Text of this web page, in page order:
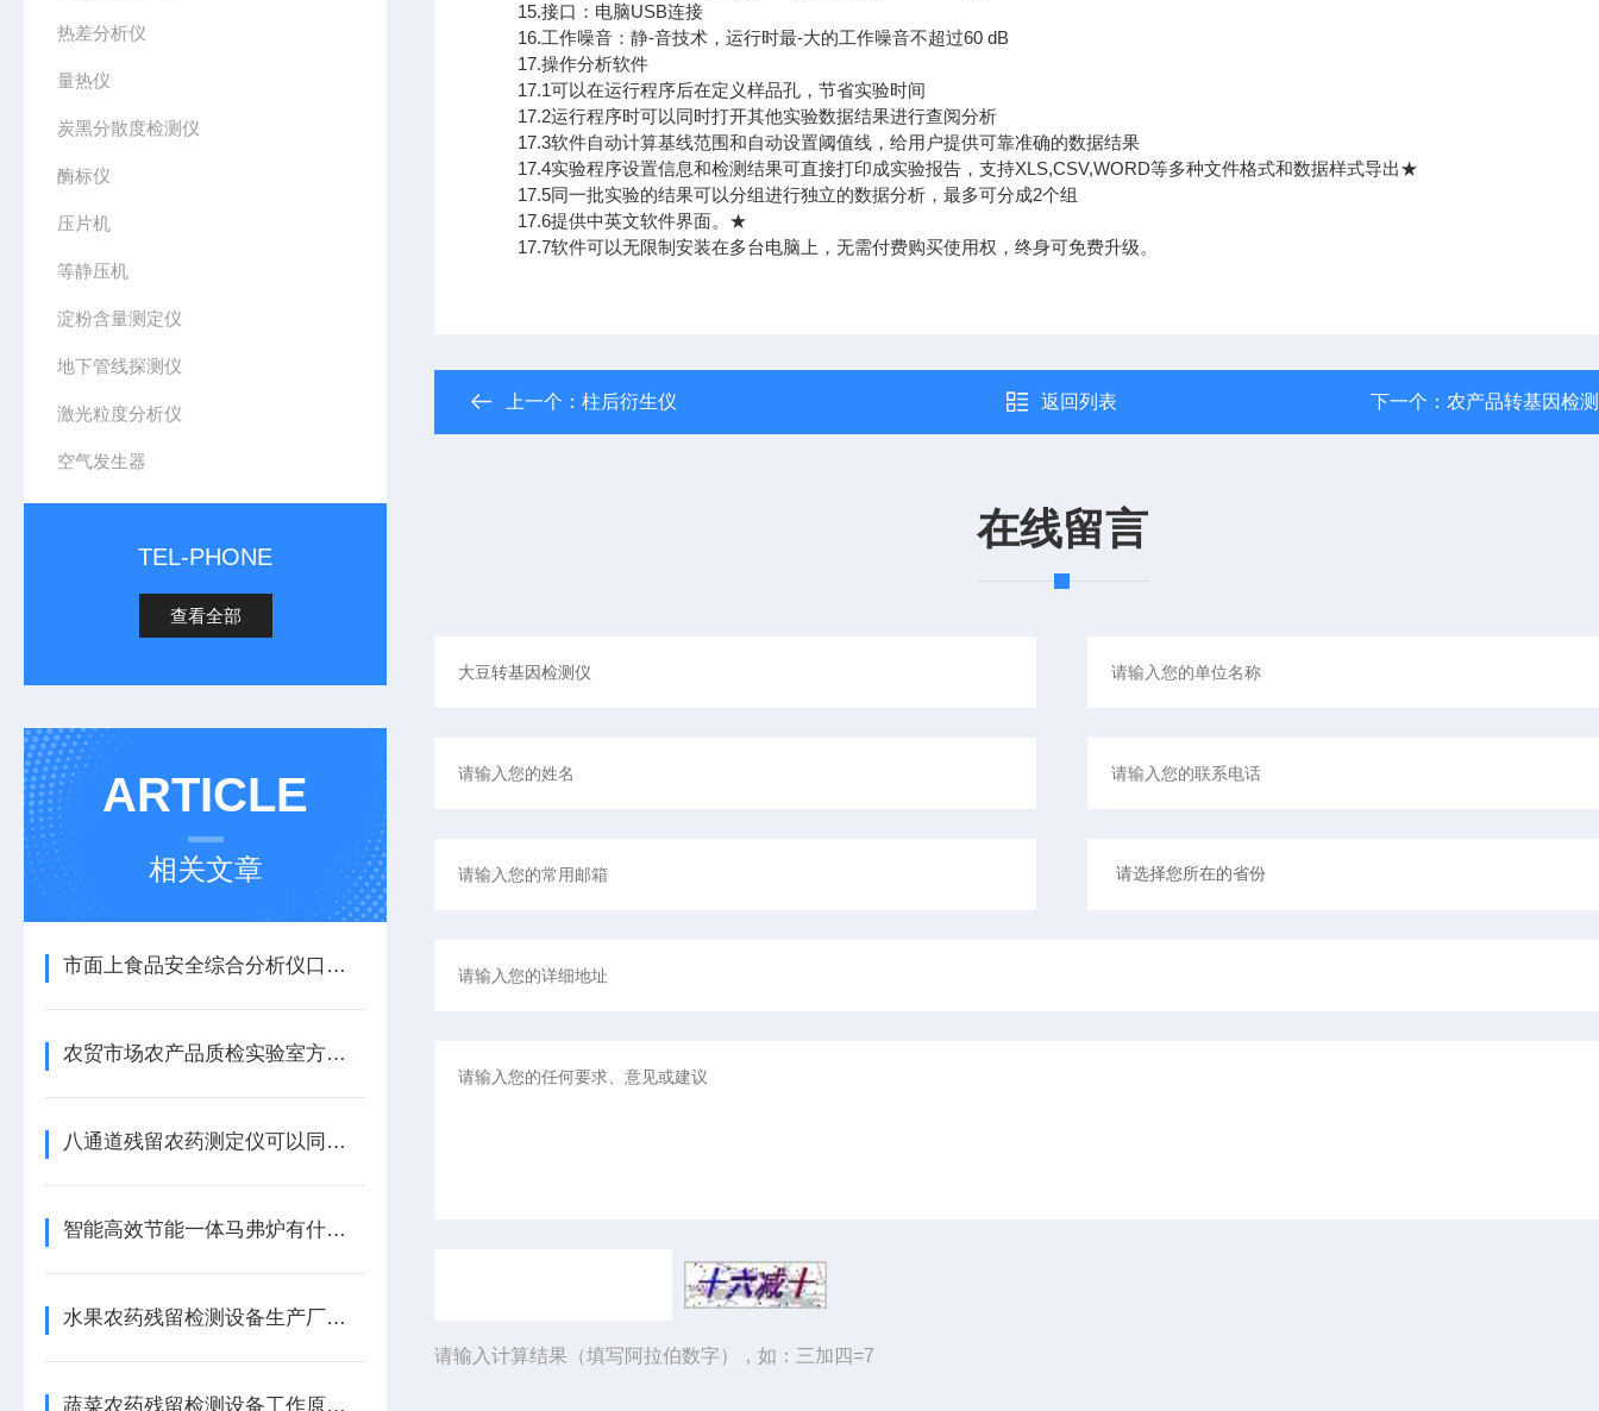
热差分析仪
量热仪
炭黑分散度检测仪
酶标仪
压片机
等静压机
淀粉含量测定仪
地下管线探测仪
激光粒度分析仪
空气发生器
TEL-PHONE
查看全部
ARTICLE
相关文章
市面上食品安全综合分析仪口碑哪家好【品牌推荐】食品安全综合分析仪
农贸市场农产品质检实验室方案食品检测仪器设备清单
八通道残留农药测定仪可以同时检测几个样品|天研八通道残留农药测定仪
智能高效节能一体马弗炉有什么作用
水果农药残留检测设备生产厂家【品牌推荐】山东天研
蔬菜农药残留检测设备工作原理【2023重磅推荐】蔬菜农药残留检测设备
15.接口：电脑USB连接
16.工作噪音：静-音技术，运行时最-大的工作噪音不超过60 dB
17.操作分析软件
17.1可以在运行程序后在定义样品孔，节省实验时间
17.2运行程序时可以同时打开其他实验数据结果进行查阅分析
17.3软件自动计算基线范围和自动设置阈值线，给用户提供可靠准确的数据结果
17.4实验程序设置信息和检测结果可直接打印成实验报告，支持XLS,CSV,WORD等多种文件格式和数据样式导出★
17.5同一批实验的结果可以分组进行独立的数据分析，最多可分成2个组
17.6提供中英文软件界面。★
17.7软件可以无限制安装在多台电脑上，无需付费购买使用权，终身可免费升级。
上一个： 柱后衍生仪 返回列表 下一个： 农产品转基因检
在线留言
请输入计算结果（填写阿拉伯数字），如：三加四=7